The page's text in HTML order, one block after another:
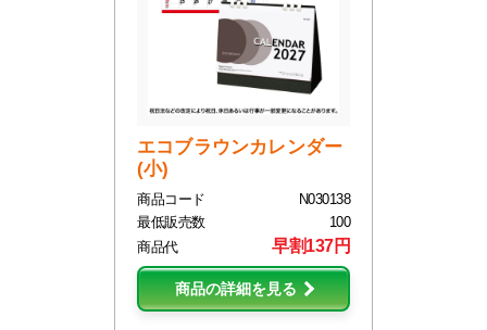
エコブラウンカレンダー
(小)
商品コード
N030138
最低販売数
100
商品代
早割137円
商品の詳細を見る